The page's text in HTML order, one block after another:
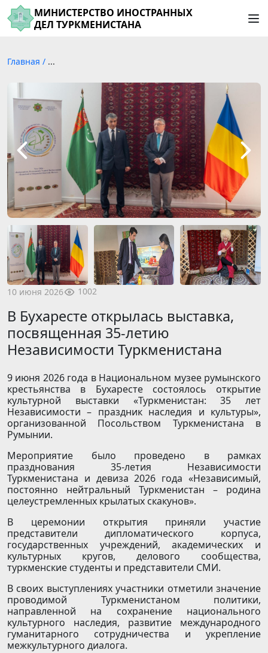
МИНИСТЕРСТВО ИНОСТРАННЫХ
ДЕЛ ТУРКМЕНИСТАНА
Главная / ...
10 июня 2026 1002
В Бухаресте открылась выставка,
посвященная 35-летию
Независимости Туркменистана
9 июня 2026 года в Национальном музее румынского
крестьянства в Бухаресте состоялось открытие
культурной выставки «Туркменистан: 35 лет
Независимости – праздник наследия и культуры»,
организованной Посольством Туркменистана в
Румынии.
Мероприятие было проведено в рамках
празднования 35-летия Независимости
Туркменистана и девиза 2026 года «Независимый,
постоянно нейтральный Туркменистан – родина
целеустремленных крылатых скакунов».
В церемонии открытия приняли участие
представители дипломатического корпуса,
государственных учреждений, академических и
культурных кругов, делового сообщества,
туркменские студенты и представители СМИ.
В своих выступлениях участники отметили значение
проводимой Туркменистаном политики,
направленной на сохранение национального
культурного наследия, развитие международного
гуманитарного сотрудничества и укрепление
межкультурного диалога.